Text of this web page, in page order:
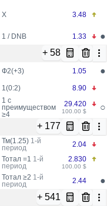
X 3.48
1 / DNB 1.33
●
+ 58
Ф2(+3) 1.05 ●
1(0:2)
8.90
1 с
преимуществом
≥4
29.420
100.00 $
○
+ 177
Тм(1.25) 1-й
период
2.04
Тотал =1 1-й
период
2.830
100.00 $
Тотал ≥2 1-й
период
2.44
●
+ 541